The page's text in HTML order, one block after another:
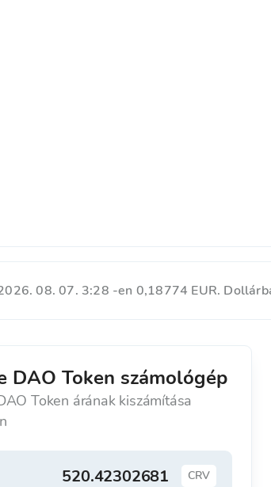
08. 07. 3:28 -en 0,18774 EUR.
DAO Token számológép
Token árának kiszámítása
CRV